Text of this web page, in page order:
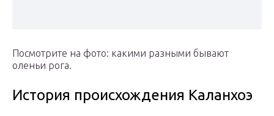
Посмотрите на фото: какими разными бывают
оленьи рога.
История происхождения Каланхоэ